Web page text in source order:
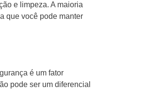
e limpeza. A maioria
que você pode manter
é um fator
pode ser um diferencial